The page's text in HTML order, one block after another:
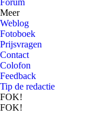
Forum
Meer
Weblog
Fotoboek
Prijsvragen
Contact
Colofon
Feedback
Tip de redactie
FOK!
FOK!